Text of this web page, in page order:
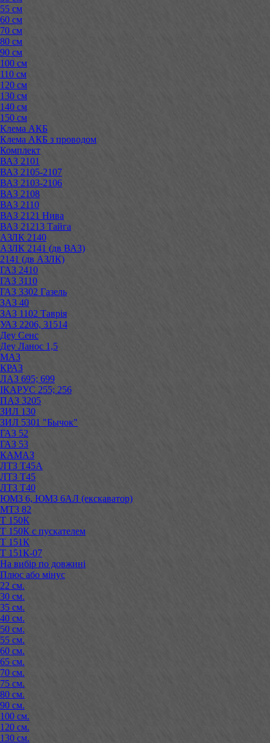
55 см
60 см
70 см
80 см
90 см
100 см
110 см
120 см
130 см
140 см
150 см
Клема АКБ
Клема АКБ з проводом
Комплект
ВАЗ 2101
ВАЗ 2105-2107
ВАЗ 2103-2106
ВАЗ 2108
ВАЗ 2110
ВАЗ 2121 Нива
ВАЗ 21213 Тайга
АЗЛК 2140
АЗЛК 2141 (дв ВАЗ)
2141 (дв АЗЛК)
ГАЗ 2410
ГАЗ 3110
ГАЗ 3302 Газель
ЗАЗ 40
ЗАЗ 1102 Таврія
УАЗ 2206, 31514
Деу Сенс
Деу Ланос 1,5
МАЗ
КРАЗ
ЛАЗ 695; 699
ІКАРУС 255; 256
ПАЗ 3205
ЗИЛ 130
ЗИЛ 5301 "Бычок"
ГАЗ 52
ГАЗ 53
КАМАЗ
ЛТЗ Т45А
ЛТЗ Т45
ЛТЗ Т40
ЮМЗ 6, ЮМЗ 6АЛ (екскаватор)
МТЗ 82
Т 150К
Т 150К с пускателем
Т 151К
Т 151К-07
На вибір по довжині
Плюс або мінус
22 см.
30 см.
35 см.
40 см.
50 см.
55 см.
60 см.
65 см.
70 см.
75 см.
80 см.
90 см.
100 см.
120 см.
130 см.